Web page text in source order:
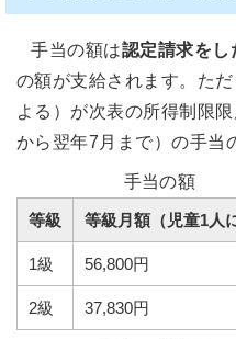
手当の額は認定請求をし
の額が支給されます。た
よる）が次表の所得制限
から翌年7月まで）の手当
手当の額
等級 等級月額（児童1人
1級 56,800円
2級 37,830円